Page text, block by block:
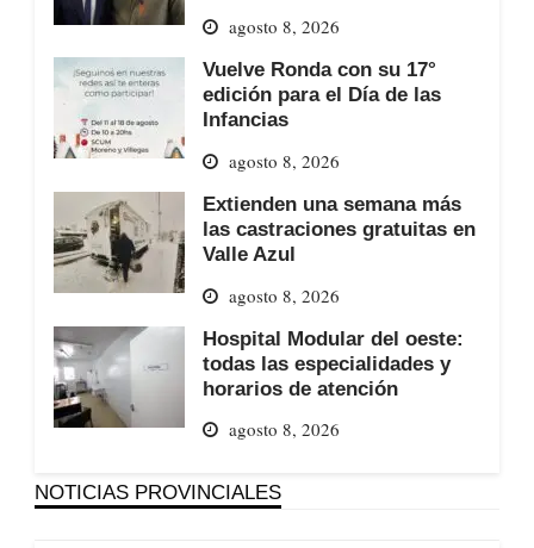
agosto 8, 2026
Vuelve Ronda con su 17°
edición para el Día de las
Infancias
agosto 8, 2026
Extienden una semana más
las castraciones gratuitas en
Valle Azul
agosto 8, 2026
Hospital Modular del oeste:
todas las especialidades y
horarios de atención
agosto 8, 2026
NOTICIAS PROVINCIALES